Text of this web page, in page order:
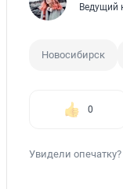
Ведущий
Новосибирск
0
Увидели